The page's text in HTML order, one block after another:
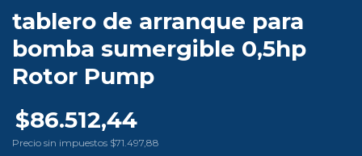
tablero de arranque para
bomba sumergible 0,5hp
Rotor Pump
$86.512,44
Precio sin impuestos $71.497,88